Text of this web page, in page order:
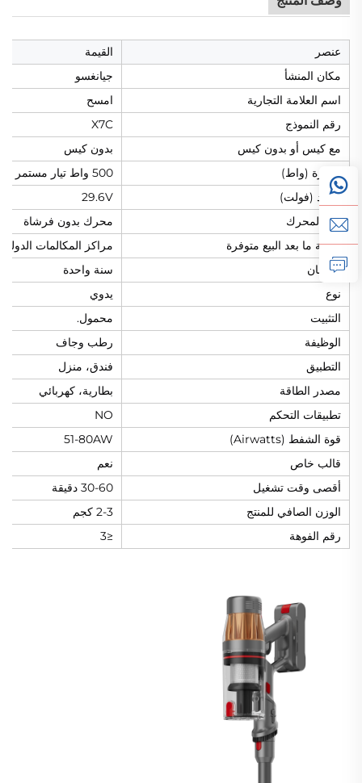
عنصر
القيمة
مكان المنشأ
جيانغسو
اسم العلامة التجارية
امسح
رقم النموذج
X7C
مع كيس أو بدون كيس
بدون كيس
القدرة (واط)
500 واط تيار مستمر بدون فرشاة
الجهد (فولت)
29.6V
نوع المحرك
محرك بدون فرشاة
خدمة ما بعد البيع متوفرة
مراكز المكالمات الدولية
الضمان
سنة واحدة
نوع
يدوي
التثبيت
محمول.
الوظيفة
رطب وجاف
التطبيق
فندق، منزل
مصدر الطاقة
بطارية، كهربائي
تطبيقات التحكم
NO
قوة الشفط (Airwatts)
51-80AW
قالب خاص
نعم
أقصى وقت تشغيل
30-60 دقيقة
الوزن الصافي للمنتج
2-3 كجم
رقم الفوهة
≤3